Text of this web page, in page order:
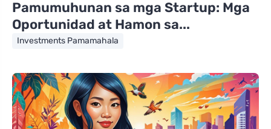
Pamumuhunan sa mga Startup: Mga
Oportunidad at Hamon sa...
Investments Pamamahala